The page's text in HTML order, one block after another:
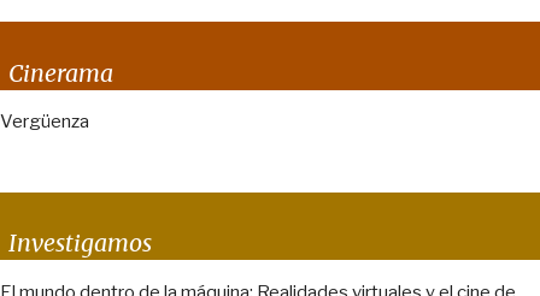
Cinerama
Vergüenza
Investigamos